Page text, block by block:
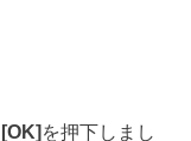
[OK]を押下しまし